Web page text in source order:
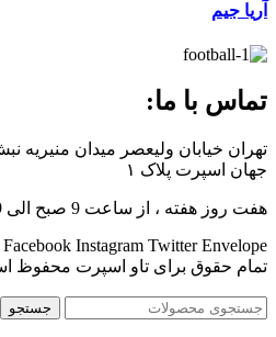
آریا جیم
تماس با ما:
تهران خیابان ولیعصر میدان
جهان اسپرت پلاک ۱
هفت روز هفته ، از ساعت 9 صبح الی 9 شب پاسخگوی شما هستیم
Facebook Instagram Twitter Envelope
تمام حقوق برای تاو اسپرت محفوظ
جستجو